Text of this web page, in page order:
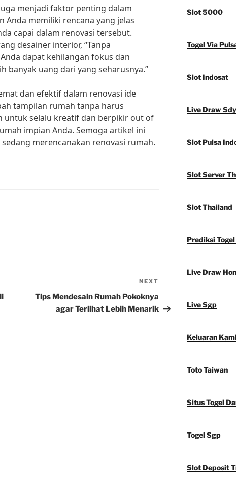
menjadi faktor penting dalam
Anda memiliki rencana yang jelas
capai dalam renovasi tersebut.
desainer interior, “Tanpa
dapat kehilangan fokus dan
banyak uang dari yang seharusnya.”
dan efektif dalam renovasi ide
tampilan rumah tanpa harus
untuk selalu kreatif dan berpikir out of
impian Anda. Semoga artikel ini
merencanakan renovasi rumah.
NEXT
Tips Mendesain Rumah Pokoknya
agar Terlihat Lebih Menarik
Slot 5000
Togel Via
Slot Indosat
Live Draw Sdy
Slot Pulsa
Slot Server
Slot Thailand
Prediksi
Live Draw
Live Sgp
Keluaran
Toto Taiwan
Situs Togel
Togel Sgp
Slot Deposit